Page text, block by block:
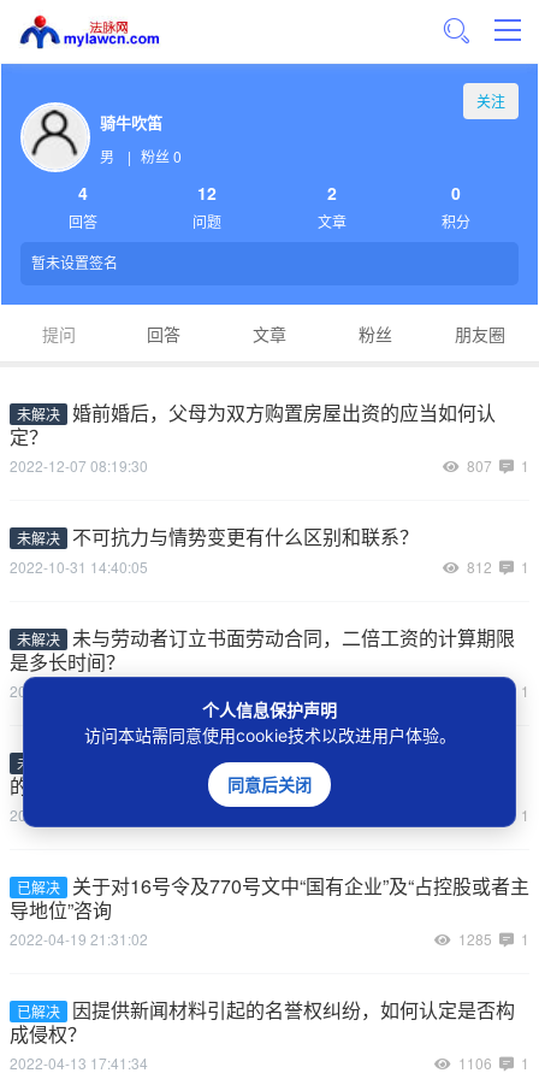
关注
骑牛吹笛
男 | 粉丝 0
4
回答
12
问题
2
文章
0
积分
暂未设置签名
提问 回答 文章 粉丝 朋友圈
未解决 婚前婚后，父母为双方购置房屋出资的应当如何认
定？
2022-12-07 08:19:30 807 1
未解决 不可抗力与情势变更有什么区别和联系？
2022-10-31 14:40:05 812 1
未解决 未与劳动者订立书面劳动合同，二倍工资的计算期限
是多长时间？
2022-10-24 10:36:06 1
未解决
同一当事人的数个委托诉讼代理人就自认发生抵触
的，应当如何处理？
2022-09-22 15:02:06 1
已解决
关于对16号令及770号文中“国有企业”及“占控股或者主
导地位”咨询
2022-04-19 21:31:02 1285 1
已解决
因提供新闻材料引起的名誉权纠纷，如何认定是否构
成侵权？
2022-04-13 17:41:34 1106 1
个人信息保护声明
访问本站需同意使用cookie技术以改进用户体验。
同意后关闭